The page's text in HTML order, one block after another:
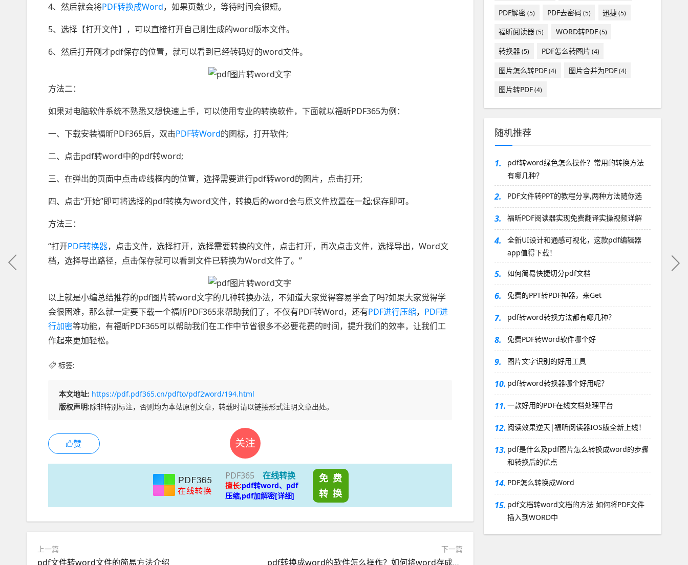
4、然后就会将PDF转换成Word，如果页数少，等待时间会很短。
5、选择【打开文件】，可以直接打开自己刚生成的word版本文件。
6、然后打开刚才pdf保存的位置，就可以看到已经转码好的word文件。
方法二：
如果对电脑软件系统不熟悉又想快速上手，可以使用专业的转换软件，下面就以福昕PDF365为例：
一、下载安装福昕PDF365后，双击PDF转Word的图标，打开软件;
二、点击pdf转word中的pdf转word;
三、在弹出的页面中点击虚线框内的位置，选择需要进行pdf转word的图片，点击打开;
四、点击“开始”即可将选择的pdf转换为word文件，转换后的word会与原文件放置在一起;保存即可。
方法三：
“打开PDF转换器，点击文件，选择打开，选择需要转换的文件，点击打开，再次点击文件，选择导出，Word文
档，选择导出路径，点击保存就可以看到文件已转换为Word文件了。”
以上就是小编总结推荐的pdf图片转word文字的几种转换办法，不知道大家觉得容易学会了吗?如果大家觉得学
会很困难，那么就一定要下载一个福昕PDF365来帮助我们了，不仅有PDF转Word，还有PDF进行压缩， PDF进
行加密等功能，有福昕PDF365可以帮助我们在工作中节省很多不必要花费的时间，提升我们的效率，让我们工
作起来更加轻松。
标签:
关注
本文地址: https://pdf.pdf365.cn/pdfto/pdf2word/194.html
版权声明:除非特别标注，否则均为本站原创文章，转载时请以链接形式注明文章出处。
赞
PDF365 在线转换
擅长:pdf转word、pdf
压缩,pdf加解密[详细]
免 费
转 换
上一篇
pdf文件转word文件的简易方法介绍
下一篇
pdf转换成word的软件怎么操作？如何将word存成pdf？
PDF解密(5) PDF去密码(5) 迅捷(5)
福昕阅读器(5) WORD转PDF(5)
转换器(5) PDF怎么转图片 (4)
图片怎么转PDF(4) 图片合并为PDF(4)
图片转PDF(4)
随机推荐
1.
pdf转word绿色怎么操作？常用的转换方法
有哪几种？
2. PDF文件转PPT的教程分享,两种方法随你选
3. 福昕PDF阅读器实现免费翻译实操视频详解
4.
全新UI设计和通感可视化，这款pdf编辑器
app值得下载！
5. 如何简易快捷切分pdf文档
6. 免费的PPT转PDF神器，来Get
7. pdf转word转换方法都有哪几种？
8. 免费PDF转Word软件哪个好
9. 图片文字识别的好用工具
10. pdf转word转换器哪个好用呢？
11. 一款好用的PDF在线文档处理平台
12. 阅读效果逆天|福昕阅读器IOS版全新上线！
13. pdf是什么及pdf图片怎么转换成word的步骤
和转换后的优点
14. PDF怎么转换成Word
15. pdf文档转word文档的方法 如何将PDF文件
插入到WORD中